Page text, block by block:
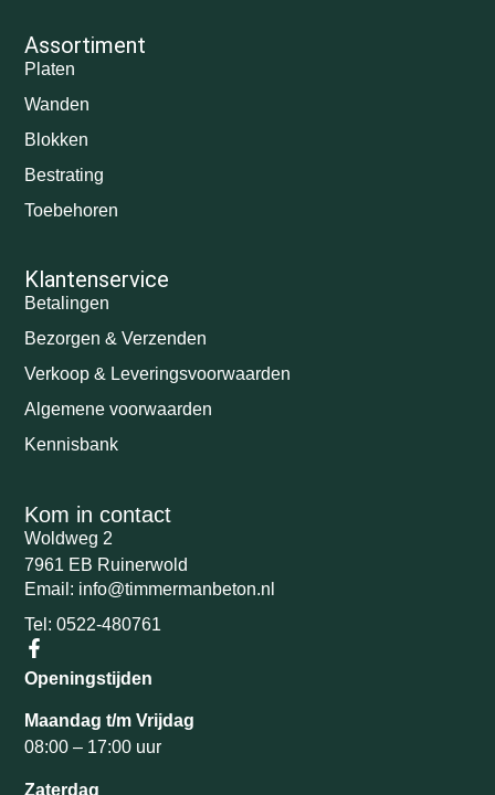
Assortiment
Platen
Wanden
Blokken
Bestrating
Toebehoren
Klantenservice
Betalingen
Bezorgen & Verzenden
Verkoop & Leveringsvoorwaarden
Algemene voorwaarden
Kennisbank
Kom in contact
Woldweg 2
7961 EB Ruinerwold
Email: info@timmermanbeton.nl
Tel: 0522-480761
Openingstijden
Maandag t/m Vrijdag
08:00 – 17:00 uur
Zaterdag